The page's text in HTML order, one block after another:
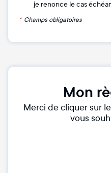
je renonce le cas
* Champs obligatoires
Mon
Merci de cliquer sur
vous